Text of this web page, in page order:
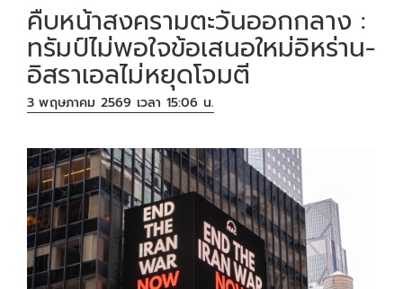
คืบหน้าสงครามตะวันออกกลาง :
ทรัมป์ไม่พอใจข้อเสนอใหม่อิหร่าน-
อิสราเอลไม่หยุดโจมตี
3 พฤษภาคม 2569 เวลา 15:06 น.